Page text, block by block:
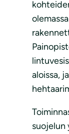
aloissa,
suojelun